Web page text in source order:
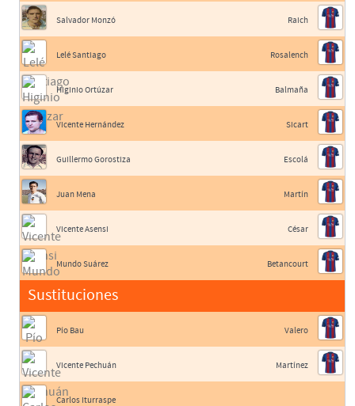
Salvador Monzó
Lelé Santiago
Higinio Ortúzar
Vicente Hernández
Guillermo Gorostiza
Juan Mena
Vicente Asensi
Mundo Suárez
Sustituciones
Pío Bau
Vicente Pechuán
Carlos Iturraspe
Raich
Rosalench
Balmaña
Sicart
Escolá
Martín
César
Betancourt
Valero
Martínez